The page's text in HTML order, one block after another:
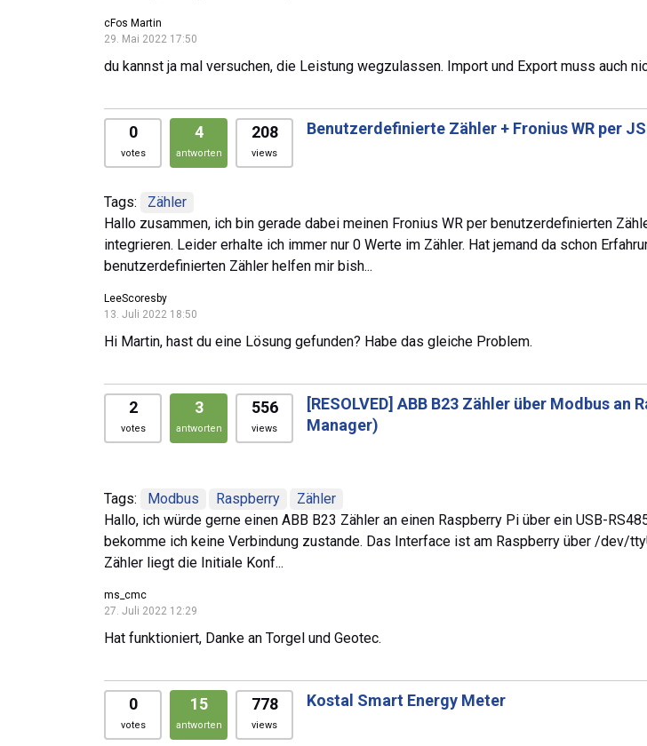
cFos Martin
29. Mai 2022 17:50
du kannst ja mal versuchen, die Leistung wegzulassen. Import und Export muss auch
0
votes
4
antworten
208
views
Benutzerdefinierte Zähler + Fronius WR per
Tags:
Zähler
Hallo zusammen, ich bin gerade dabei meinen Fronius WR per benutzerdefinierten
integrieren. Leider erhalte ich immer nur 0 Werte im Zähler. Hat jemand da schon
benutzerdefinierten Zähler helfen mir bish...
LeeScoresby
13. Juli 2022 18:50
Hi Martin, hast du eine Lösung gefunden? Habe das gleiche Problem.
2
votes
3
antworten
556
views
[RESOLVED] ABB B23 Zähler über Modbus an
Manager)
Tags: Modbus Raspberry
Zähler
Hallo, ich würde gerne einen ABB B23 Zähler an einen Raspberry Pi über ein USB-
bekomme ich keine Verbindung zustande. Das Interface ist am Raspberry über /dev/
Zähler liegt die Initiale Konf...
ms_cmc
27. Juli 2022 12:29
Hat funktioniert, Danke an Torgel und Geotec.
0
votes
15
antworten
778
views
Kostal Smart Energy Meter